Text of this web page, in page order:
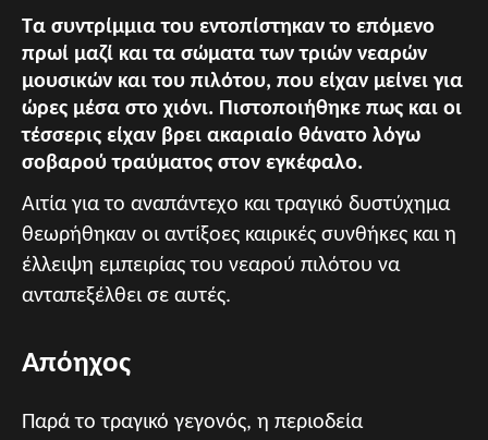
Τα συντρίμμια του εντοπίστηκαν το επόμενο
πρωί μαζί και τα σώματα των τριών νεαρών
μουσικών και του πιλότου, που είχαν μείνει για
ώρες μέσα στο χιόνι. Πιστοποιήθηκε πως και οι
τέσσερις είχαν βρει ακαριαίο θάνατο λόγω
σοβαρού τραύματος στον εγκέφαλο.
Αιτία για το αναπάντεχο και τραγικό δυστύχημα
θεωρήθηκαν οι αντίξοες καιρικές συνθήκες και η
έλλειψη εμπειρίας του νεαρού πιλότου να
ανταπεξέλθει σε αυτές.
Απόηχος
Παρά το τραγικό γεγονός, η περιοδεία